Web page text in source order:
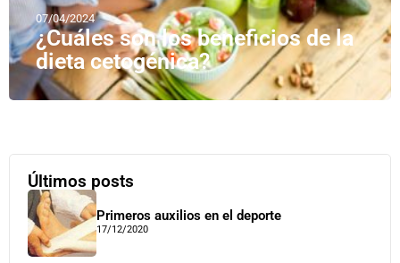
07/04/2024
¿Cuáles son los beneficios de la
dieta cetogénica?
Últimos posts
Primeros auxilios en el deporte
17/12/2020